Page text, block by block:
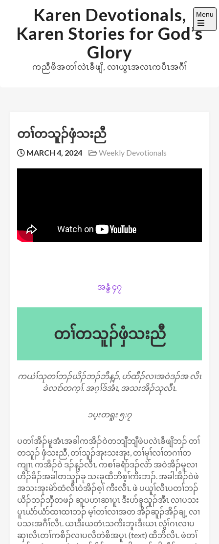
content
Karen Devotionals,
Karen Stories for God’s
Glory
ကညီဖိအတၢ်လဲၤခီဖျိ, လၢယွၤအလၤကပီၤအဂီၢ်
Menu
Open
the
တၢ်တသူၣ်ဖှံသးညီ
MARCH 4, 2024 Weekly Devotionals
အ​​နွံ ၄၇
တၢ်တသူၣ်ဖှံသးညီ
ကယဲၢ်သုတၢ်ဘၣ်ယိၣ်ဘၣ်ဘီန့ၣ်, ပာ်ထီၣ်လၢအဝဲဒၣ်အ လိၤ
ခဲလၢာ်တက့ၢ်. အဂ့ၢ်ဒ်အံၤ, အသးအိၣ်သုလီၤ
၁ပ့းတရူး ၅:၇
ပတၢ်အိၣ်မူအံၤအခါကအိၣ်ဝဲတဘျီဘျီဖဲပလဲၤခီဖျိဘၣ် တၢ်
တသူၣ် ဖှံသးညီ, တၢ်သူၣ်အုးသးအုး, တၢ်မုၢ်လၢ်တဂၢၢ်တ
ကျၢၤ ကအိၣ်ဝဲ ဒၣ်န့ၣ်လီၤ. ကစၢ်ခရံာ်ဒၣ်လဲာ် အ​ဝဲအိၣ်မူလၢ
ဟီၣ်ခိၣ်အခါတသူၣ်ခု သးခုထီဘိစ့ၢ်ကီးဘၣ်. အခါအိၣ်ဝဲဖဲ
အသးအုးမဲာ်ထံလီၤဝဲအိၣ်စ့ၢ် ကီးလီၤ. ဖဲ ပယူၢ်လီၤပတၢ်ဘၣ်
ယိၣ်ဘၣ်ဘှီတဖၣ် ဆူပဟၢဆၢပူၤ ဒီးပာ်ခူသူၣ်အီၤ လၢပသး
ပူၤယံာ်ယံာ်ထၢထၢဘၣ် မ့ၢ်တၢ်လၢအတ အိၣ်ဆူၣ်အိၣ်ချ့ လၢ
ပသးအဂီၢ်လီၤ. ယၤဒီးယတံၤသကိးဘူးဒီးယၤ လွံၢ်ဂၤလၢပ
ဆှၢလီၤတၢ်ကစီၣ်လၢပလီတဲစိအပူၤ (text) ထီဘိလီၤ. ဖဲတၢ်